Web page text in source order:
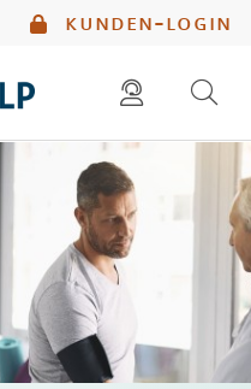
kunden-login
diese website durchsuchen
mlp berater finden